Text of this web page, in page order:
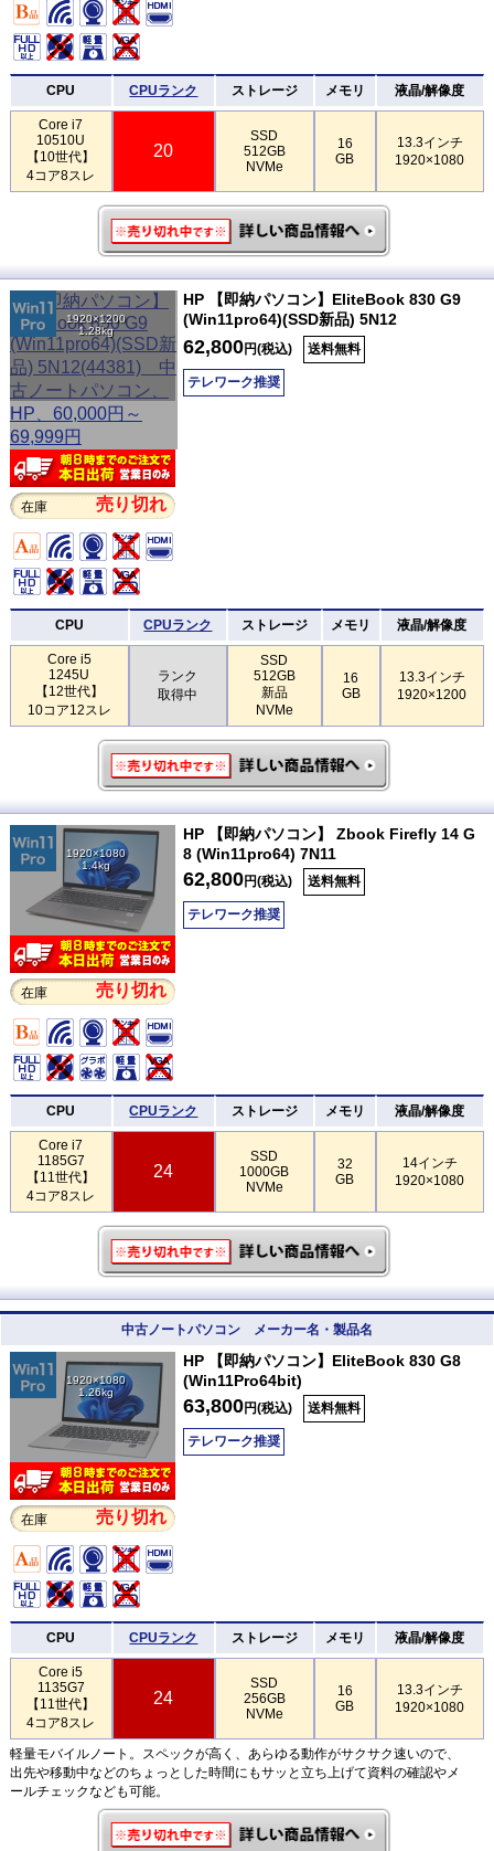
CPU CPUランク ストレージ メモリ 液晶/解像度
Core i7
10510U
【10世代】
4コア8スレ
20
SSD
512GB
NVMe
16
GB
13.3インチ
1920×1080
1920×1200
1.28kg
在庫 売り切れ
HP 【即納パソコン】EliteBook 830 G9
(Win11pro64)(SSD新品) 5N12
62,800円(税込) 送料無料
テレワーク推奨
CPU CPUランク ストレージ メモリ 液晶/解像度
Core i5
1245U
【12世代】
10コア12スレ
ランク
取得中
SSD
512GB
新品
NVMe
16
GB
13.3インチ
1920×1200
1920×1080
1.4kg
在庫 売り切れ
HP 【即納パソコン】 Zbook Firefly 14 G
8 (Win11pro64) 7N11
62,800円(税込) 送料無料
テレワーク推奨
CPU CPUランク ストレージ メモリ 液晶/解像度
Core i7
1185G7
【11世代】
4コア8スレ
24
SSD
1000GB
NVMe
32
GB
14インチ
1920×1080
中古ノートパソコン メーカー名・製品名
1920×1080
1.26kg
在庫 売り切れ
HP 【即納パソコン】EliteBook 830 G8
(Win11Pro64bit)
63,800円(税込) 送料無料
テレワーク推奨
CPU CPUランク ストレージ メモリ 液晶/解像度
Core i5
1135G7
【11世代】
4コア8スレ
24
SSD
256GB
NVMe
16
GB
13.3インチ
1920×1080
軽量モバイルノート。スペックが高く、あらゆる動作がサクサク速いので、
出先や移動中などのちょっとした時間にもサッと立ち上げて資料の確認やメ
ールチェックなども可能。